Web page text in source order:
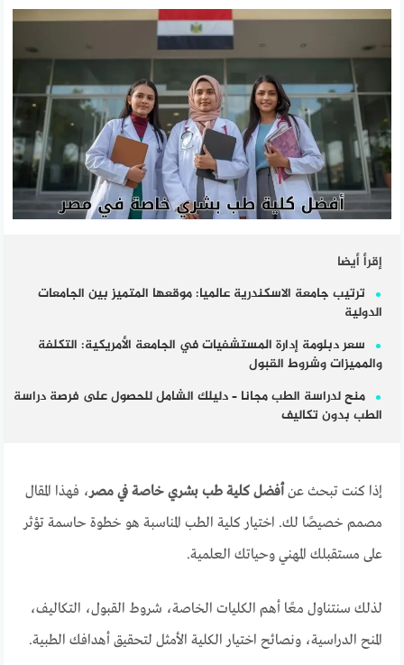
إقرأ أيضا
ترتيب جامعة الاسكندرية عالميا: موقعها المتميز بين الجامعات
الدولية
سعر دبلومة إدارة المستشفيات في الجامعة الأمريكية: التكلفة
والمميزات وشروط القبول
منح لدراسة الطب مجانا – دليلك الشامل للحصول على فرصة دراسة
الطب بدون تكاليف
إذا كنت تبحث عنأفضل كلية طب بشري خاصة في مصر، فهذا المقال
مصمم خصيصًا لك. اختيار كلية الطب المناسبة هو خطوة حاسمة تؤثر
على مستقبلك المهني وحياتك العلمية.
لذلك سنتناول معًا أهم الكليات الخاصة، شروط القبول، التكاليف،
المنح الدراسية، ونصائح اختيار الكلية الأمثل لتحقيق أهدافك الطبية.